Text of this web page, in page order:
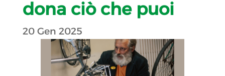
dona ciò che puoi
20 Gen 2025